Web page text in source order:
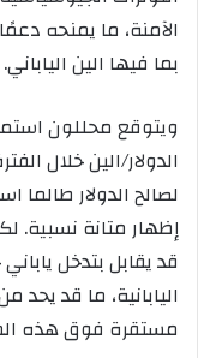
الآمنة، ما يمنحه
بما فيها الين الياباني.
ويتوقع محللون
الدولار/الين خلال
لصالح الدولار طالما
قد يقابل بتدخل
اليابانية، ما قد
مستقرة فوق هذه